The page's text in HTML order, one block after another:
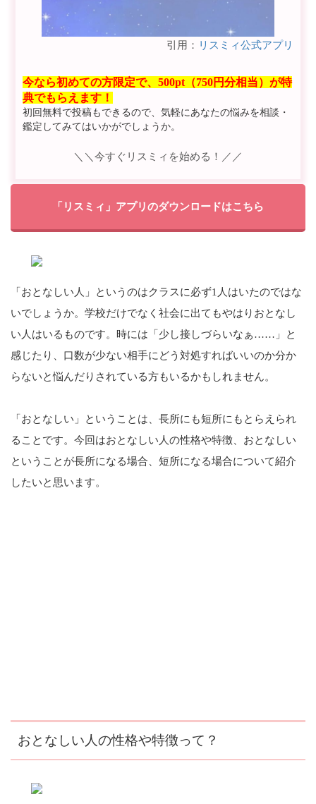
引用： リスミィ公式アプリ
今なら初めての方限定で、500pt（750円分相当）が特
典でもらえます！
初回無料で投稿もできるので、気軽にあなたの悩みを相談・
鑑定してみてはいかがでしょうか。
＼＼今すぐリスミィを始める！／／
「リスミィ」アプリのダウンロードはこちら
「おとなしい人」というのはクラスに必ず1人はいたのではな
いでしょうか。学校だけでなく社会に出てもやはりおとなし
い人はいるものです。時には「少し接しづらいなぁ……」と
感じたり、口数が少ない相手にどう対処すればいいのか分か
らないと悩んだりされている方もいるかもしれません。
「おとなしい」ということは、長所にも短所にもとらえられ
ることです。今回はおとなしい人の性格や特徴、おとなしい
ということが長所になる場合、短所になる場合について紹介
したいと思います。
おとなしい人の性格や特徴って？